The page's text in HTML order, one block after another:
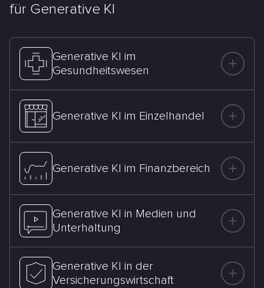
für Generative KI
Generative KI im
Gesundheitswesen
Generative KI im Einzelhandel
Generative KI im Finanzbereich
Generative KI in Medien und
Unterhaltung
Generative KI in der
Versicherungswirtschaft